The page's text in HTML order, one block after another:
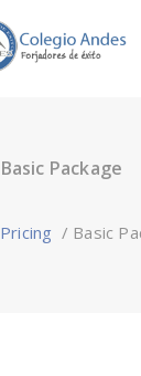
Basic Package
Pricing / Basic